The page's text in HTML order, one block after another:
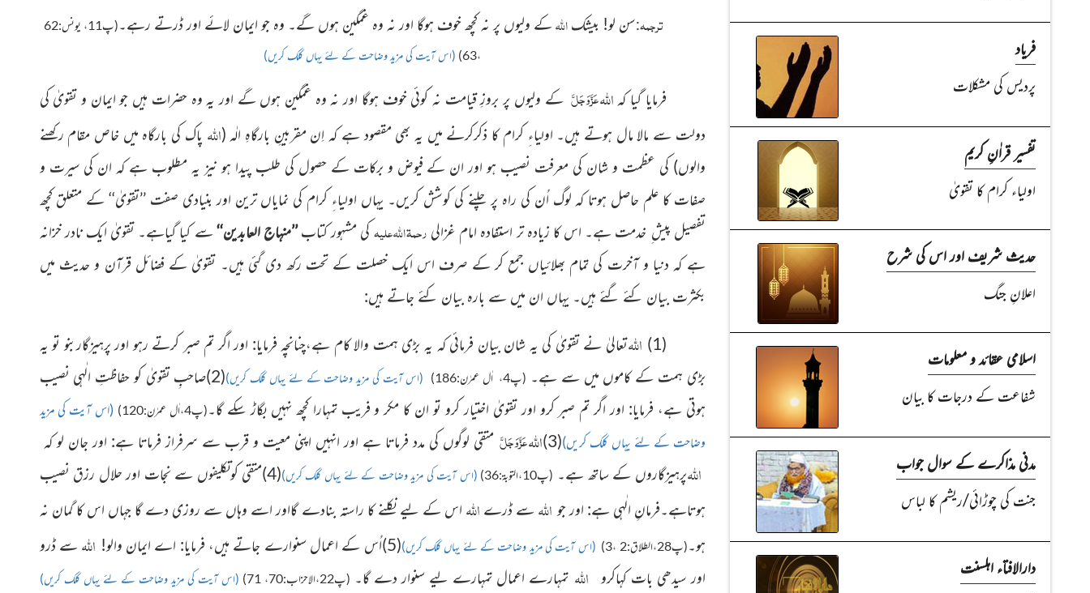
ترجمہ:سن لو! بیشكاللہکے ولیوں پر نہ کچھ خوف ہوگا اور نہ وہ غمگین ہوں گے۔ وہ جو ایمان لائے اور ڈرتے رہے۔
(پ11، یونس:62
،63)
(اس آیت کی مزید وضاحت کے لئے یہاں کلک کریں)
فرمايا گیا کہ اللہعَزَّوَجَلَّ کے ولیوں پر بروزِ قیامت نہ کوئی خوف ہوگا اور نہ وہ غمگین ہوں گے اور یہ وہ حضرات ہیں جو ایمان و تقویٰ کی
دولت سے مالا مال ہوتے ہیں۔ اولیاءِ کرام کا ذکرکرنے میں یہ بھی مقصود ہے کہ اِن مقربینِ بارگاہِ الٰہ (اللہ پاک کی بارگاہ میں خاص مقام رکھنے
والوں) کی عظمت و شان کی معرفت نصیب ہو اور ان کے فیوض و برکات کے حصول کی طلب پیدا ہو نیز یہ مطلوب ہے کہ ان كی سیرت و
صفات کا علم حاصل ہوتا کہ لوگ اُن کی راہ پر چلنے کی کوشش کریں۔ یہاں اولیاءِ کرام کی نمایاں ترین اور بنیادی صفت ’’تقویٰ‘‘ کے متعلق کچھ
تفصیل پیش ِ خدمت ہے۔ اس کا زیادہ تر استفادہ امام غزالی رحمۃ اللہ علیہ کی مشہور کتاب’’منہاج العابدین‘‘سے کیا گیاہے۔ تقویٰ ایک نادر خزانہ
ہے کہ دنیا و آخرت کی تمام بھلائیاں جمع کر کے صرف اس ایک خصلت کے تحت رکھ دی گئی ہیں۔ تقویٰ کے فضائل قرآن و حدیث میں
بکثرت بیان کئے گئے ہیں۔ یہاں ان میں سے باره بیان کئے جاتے ہیں:
(1) اللہتعالیٰ نے تقویٰ کی یہ شان بیان فرمائی کہ یہ بڑی ہمت والا کام ہے،چنانچہ فرمایا: اور اگر تم صبر کرتے رہو اور پرہیزگاربنو تو یہ
بڑی ہمت کے کاموں میں سے ہے۔ (پ4، اٰل عمرٰن:186) (اس آیت کی مزید وضاحت کے لئے یہاں کلک کریں)
(2)صاحبِ تقویٰ کو حفاظتِ الٰہی نصیب
ہوتی ہے، فرمایا: اور اگر تم صبر کرو اور تقویٰ اختیار کرو تو ان کا مکر و فریب تمہارا کچھ نہیں بگاڑ سکے گا۔(پ4،اٰل عمرٰن:120)
(اس آیت کی مزید
وضاحت کے لئے یہاں کلک کریں)(3) اللہعَزَّوَجَلَّ متقی لوگوں کی مدد فرماتا ہے اور انہیں اپنی معیت و قرب سے سرفراز فرماتا ہے: اور جان لو کہ
اللہپرہیزگاروں کے ساتھ ہے۔ (پ10،التوبۃ:36) (اس آیت کی مزید وضاحت کے لئے یہاں کلک کریں)
(4)متقی کوتکلیفوں سے نجات اور حلال رزق نصیب
ہوتاہے۔فرمانِ الٰہی ہے: اور جو اللہ سے ڈرے اللہ اس کے لیے نکلنے کا راستہ بنادے گااور اسے وہاں سے روزی دے گا جہاں اس کا گمان نہ
ہو۔(پ28،الطلاق:2 ،3) (اس آیت کی مزید وضاحت کے لئے یہاں کلک کریں)(5)اُس کے اعمال سنوارے جاتے ہیں، فرمایا: اے ایمان والو! اللہ سے ڈرو
اور سیدھی بات کہاکرو اللہ تمہارے اعمال تمہارے لیے سنوار دے گا۔ (پ22،الاحزاب:70، 71) (اس آیت کی مزید وضاحت کے لئے یہاں کلک کریں)
فریاد
پردیس کی مشکلات
تفسیر قراٰنِ کریم
اولیاء کرام کا تقویٰ
حدیث شریف اور اس کی شرح
اعلانِ جنگ
اسلامی عقائد و معلومات
شفاعت کے درجات کا بیان
مدنی مذاکرے کے سوال جواب
جنت کی چوڑائی/ریشم کا لباس
دارالافتاء اہلسنت